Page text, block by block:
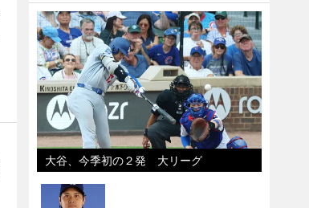
大谷、今季初の２発 大リーグ